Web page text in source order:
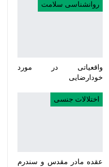
روانشناسی سلامت
واقعیاتی در مورد
خودارضایی
اختلالات جنسی
عقده مادر مقدس و سندرم